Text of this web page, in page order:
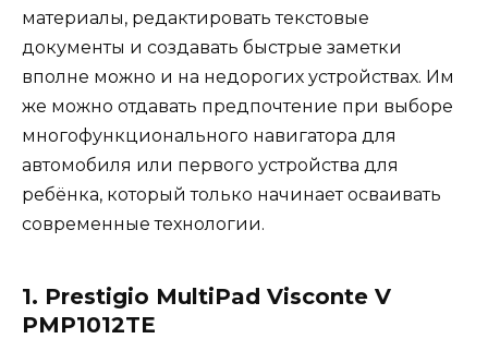
материалы, редактировать текстовые
документы и создавать быстрые заметки
вполне можно и на недорогих устройствах. Им
же можно отдавать предпочтение при выборе
многофункционального навигатора для
автомобиля или первого устройства для
ребёнка, который только начинает осваивать
современные технологии.
1. Prestigio MultiPad Visconte V
PMP1012TE